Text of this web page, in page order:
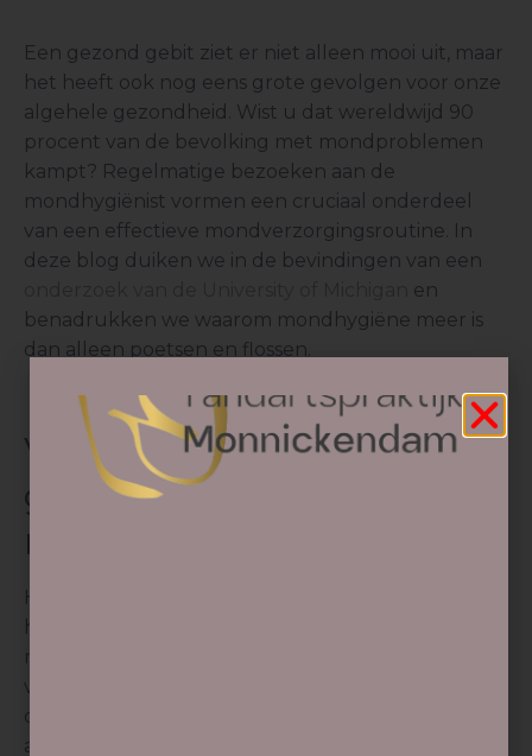
Een gezond gebit ziet er niet alleen mooi uit, maar
het heeft ook nog eens grote gevolgen voor onze
algehele gezondheid. Wist u dat wereldwijd 90
procent van de bevolking met mondproblemen
kampt? Regelmatige bezoeken aan de
mondhygiënist vormen een cruciaal onderdeel
van een effectieve mondverzorgingsroutine. In
deze blog duiken we in de bevindingen van een
en
benadrukken we waarom mondhygiëne meer is
dan alleen poetsen en flossen.
Voorkomen is beter dan
genezen: de rol van de
mondhygiënist
Hoewel de tandarts voornamelijk gericht is op het
mondhygiënist een cruciale rol bij het voorkomen
van problemen. De mondhygiënist biedt een extra,
onafhankelijke controle van het gebit, waarbij niet
alleen naar tanden en kiezen wordt gekeken,